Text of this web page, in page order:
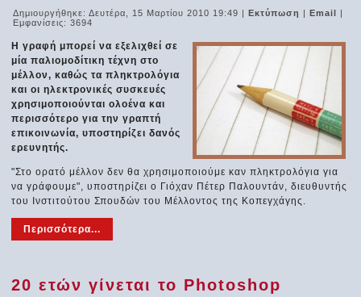
Δημιουργήθηκε: Δευτέρα, 15 Μαρτίου 2010 19:49 |Εκτύπωση |Email |
Εμφανίσεις: 3694
Η γραφή μπορεί να εξελιχθεί σε
μία παλιομοδίτικη τέχνη στο
μέλλον, καθώς τα πληκτρολόγια
και οι ηλεκτρονικές συσκευές
χρησιμοποιούνται ολοένα και
περισσότερο για την γραπτή
επικοινωνία, υποστηρίζει δανός
ερευνητής.
"Στο ορατό μέλλον δεν θα χρησιμοποιούμε καν πληκτρολόγια για
να γράφουμε", υποστηρίζει ο Γιόχαν Πέτερ Παλουντάν, διευθυντής
του Ινστιτούτου Σπουδών του Μέλλοντος της Κοπεγχάγης.
Περισσότερα...
20 ετών γίνεται το Photoshop